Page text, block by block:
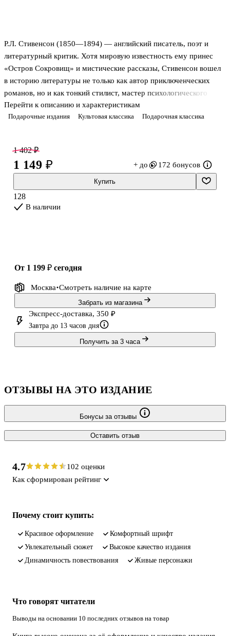
Подарочные издания Культовая классика Подарочная классика
Р.Л. Стивенсон (1850—1894) — английский писатель, поэт и
литературный критик. Хотя мировую известность ему принес
«Остров Сокровищ» и мистические рассказы, Стивенсон вошел
в историю литературы не только как автор приключенческих
романов, но и как тонкий стилист, мастер психологического
портрета. Единоборство добра и зла стало основной темой его
произведений. Он создавал увлекательные, полные приключений
Загадочный «Клуб самоубийц», путешествия и приключения
принца Флоризеля и его верного спутника полковника
Джеральдина, страшные убийства, похищения и заговоры — всё
это вы найдете в рассказах Роберта Льюиса Стивенсо
Перейти к описанию и характеристикам
1 402 ₽
1 149 ₽ + до 172 бонусов
Купить
128
В наличии
от 1 199 ₽ сегодня
Москва Смотреть наличие на карте
Забрать из магазина
Экспресс-доставка, 350 ₽
Завтра до 13 часов дня
Получить за 3 часа
ОТЗЫВЫ НА ЭТО ИЗДАНИЕ
Бонусы за отзывы
Оставить отзыв
4.7
102 оценки
Как сформирован рейтинг
Почему стоит купить:
красивое оформление
комфортный шрифт
увлекательный сюжет
высокое качество издания
динамичность повествования
живые персонажи
Что говорят читатели
Выводы на основании 10 последних отзывов на товар